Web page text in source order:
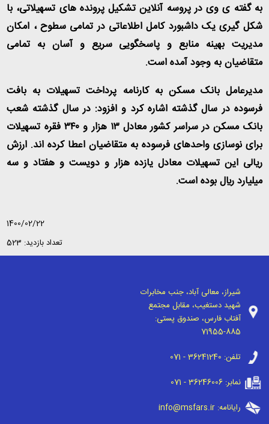
به گفته ی وی در پروسه آنلاین تشکیل پرونده های تسهیلاتی، با
شکل گیری یک داشبورد کامل اطلاعاتی در تمامی سطوح ، امکان
مدیریت بهینه منابع و پاسخگویی سریع و آسان به تمامی
متقاضیان به وجود آمده است.
مدیرعامل بانک مسکن به کارنامه پرداخت تسهیلات به بافت
فرسوده در سال گذشته اشاره کرد و افزود: در سال گذشته شعب
بانک مسکن در سراسر کشور معادل ۱۳ هزار و ۳۴۰ فقره تسهیلات
برای نوسازی واحدهای فرسوده به متقاضیان اعطا کرده اند. ارزش
ریالی این تسهیلات معادل یازده هزار و دویست و هفتاد و سه
میلیارد ريال بوده است.
1400/02/22
تعداد بازدید: 523
شیراز، معالی آباد، جنب مخابرات
شهید دستغیب، مقابل مجتمع
آفتاب فارس، صندوق پستی:
71955-885
تلفن: 071 - 36241240
نمابر:071 - 36246006
رایانامه:info@msfars.ir